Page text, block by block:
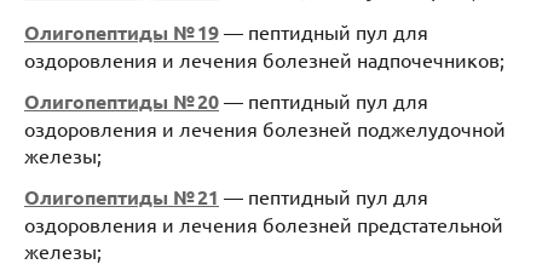
Олигопептиды № 19 — пептидный пул для
оздоровления и лечения болезней надпочечников;
Олигопептиды № 20 — пептидный пул для
оздоровления и лечения болезней поджелудочной
железы;
Олигопептиды № 21 — пептидный пул для
оздоровления и лечения болезней предстательной
железы;